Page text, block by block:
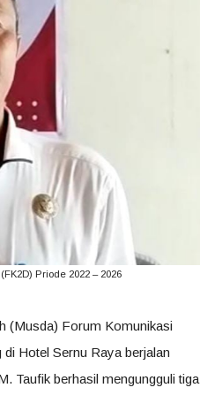
Priode 2022 – 2026
(Musda) Forum Komunikasi
Hotel Sernu Raya berjalan
Taufik berhasil mengungguli tiga